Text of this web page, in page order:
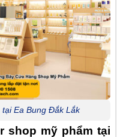
Ea Bung Đắk Lắk
shop mỹ phẩm tại